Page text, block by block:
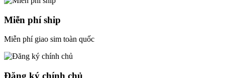
Miễn phí ship
Miễn phí giao sim toàn quốc
Đăng ký chính chủ